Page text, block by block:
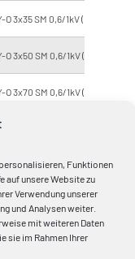
Funktionen
auf unsere Website zu
Verwendung unserer
und Analysen weiter.
mit weiteren Daten
sie im Rahmen Ihrer
3x35 SM 0,6/1kV (F 0,8v)
3x50 SM 0,6/1kV (F 0.8v)
3x70 SM 0,6/1kV (F 0,8v)
O 3x95 SM 0,6/1kV (F 0,8v)
O 4x10 RE 0,6/1kV (F 0,8v)
O 4x16 RE 0,6/1kV (F 0,8v)
4x50 SM 0,6/1kV (F 0,8v)